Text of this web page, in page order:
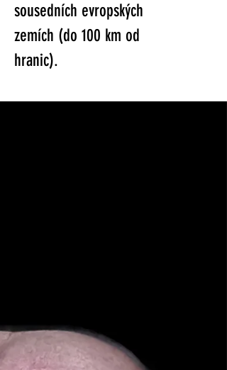
sousedních evropských
zemích (do 100 km od
hranic).